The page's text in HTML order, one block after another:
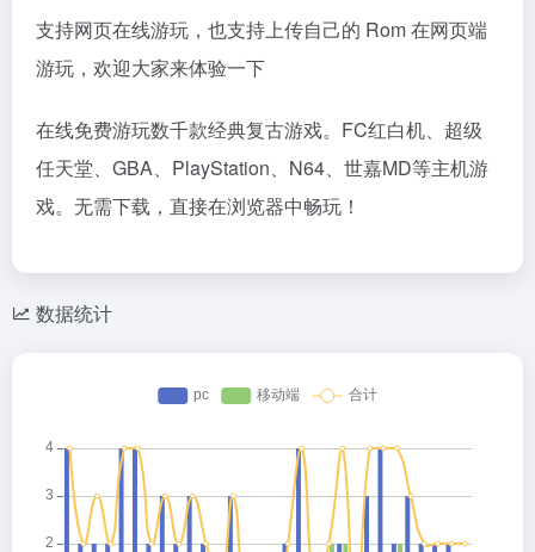
支持网页在线游玩，也支持上传自己的 Rom 在网页端
游玩，欢迎大家来体验一下
在线免费游玩数千款经典复古游戏。FC红白机、超级
任天堂、GBA、PlayStation、N64、世嘉MD等主机游
戏。无需下载，直接在浏览器中畅玩！
数据统计